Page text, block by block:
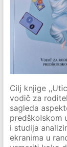
Cilj knjige
vodič za
sagleda
predškolskom
i studija
ekranima u